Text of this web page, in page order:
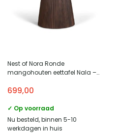
Nest of Nora Ronde
mangohouten eettafel Nala –
699,00
✓ Op voorraad
Nu besteld, binnen 5-10
werkdagen in huis